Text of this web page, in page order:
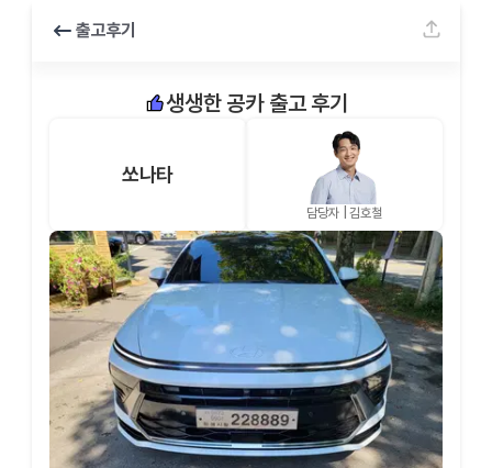
출고후기
생생한 공카 출고 후기
쏘나타
담당자 |김호철